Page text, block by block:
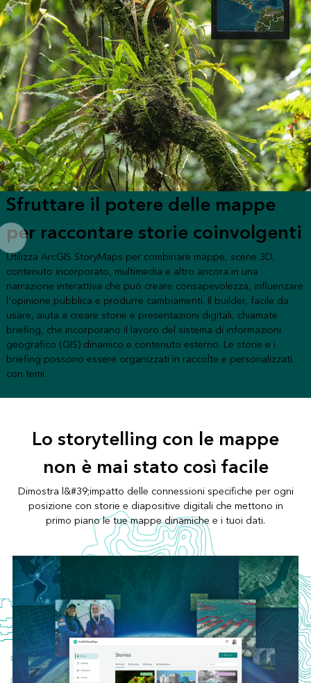
Sfruttare il potere delle mappe
per raccontare storie coinvolgenti
Utilizza ArcGIS StoryMaps per combinare mappe, scene 3D,
contenuto incorporato, multimedia e altro ancora in una
narrazione interattiva che può creare consapevolezza, influenzare
l'opinione pubblica e produrre cambiamenti. Il builder, facile da
usare, aiuta a creare storie e presentazioni digitali, chiamate
briefing, che incorporano il lavoro del sistema di informazioni
geografico (GIS) dinamico e contenuto esterno. Le storie e i
briefing possono essere organizzati in raccolte e personalizzati
con temi.
Lo storytelling con le mappe
non è mai stato così facile
Dimostra l&#39;impatto delle connessioni specifiche per ogni
posizione con storie e diapositive digitali che mettono in
primo piano le tue mappe dinamiche e i tuoi dati.